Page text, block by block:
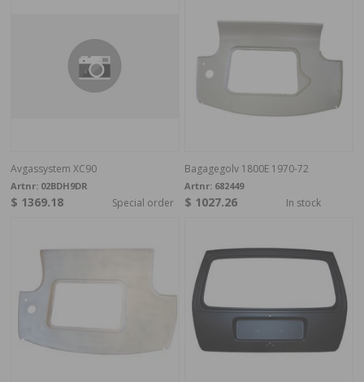
Avgassystem XC90
Artnr: 02BDH9DR
$ 1369.18 Special order
Bagagegolv 1800E 1970-72
Artnr: 682449
$ 1027.26 In stock